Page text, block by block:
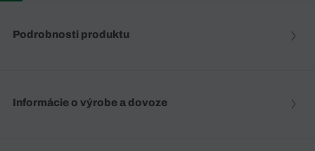
Podrobnosti produktu
Informácie o výrobe a dovoze